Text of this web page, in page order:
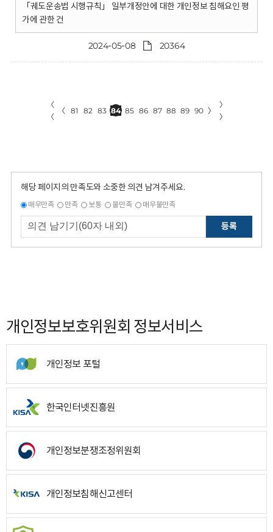
「궤도운송법 시행규칙」 일부개정안에 대한 개인정보 침해요인 평
가에 관한 건
2024-05-08 20364
〈
〈
〈 81 82 83 84 85 86 87 88 89 90 〉
〉
〉
해당 페이지의 만족도와 소중한 의견 남겨주세요.
매우만족 만족 보통 불만족 매우불만족
등록
개인정보보호위원회 정보서비스
개인정보 포털
한국인터넷진흥원
개인정보분쟁조정위원회
개인정보침해신고센터